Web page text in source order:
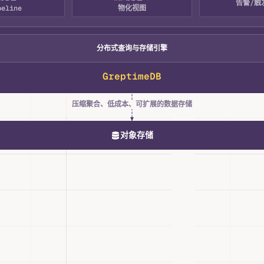
物化视图
告警/触
分布式查询与存储引擎
GreptimeDB
压缩聚合、低成本、可扩展的数据存储
对象存储